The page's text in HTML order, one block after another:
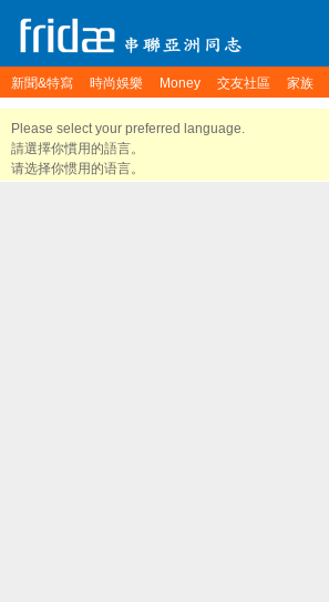
新聞&特寫 時尚娛樂 Money 交友社區 家族
Please select your preferred language.
請選擇你慣用的語言。
请选择你惯用的语言。